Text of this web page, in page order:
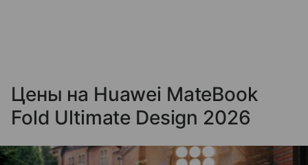
Цены на Huawei MateBook
Fold Ultimate Design 2026